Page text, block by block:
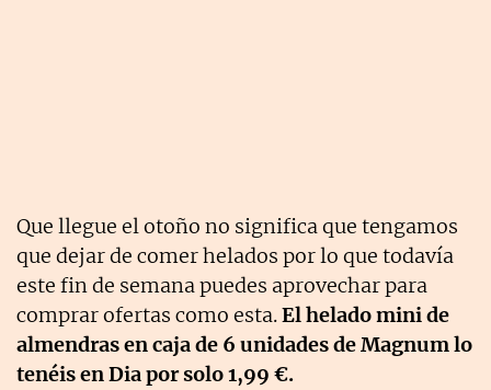
Que llegue el otoño no significa que tengamos
que dejar de comer helados por lo que todavía
este fin de semana puedes aprovechar para
comprar ofertas como esta.El helado mini de
almendras en caja de 6 unidades de Magnum lo
tenéis en Dia por solo 1,99 €.